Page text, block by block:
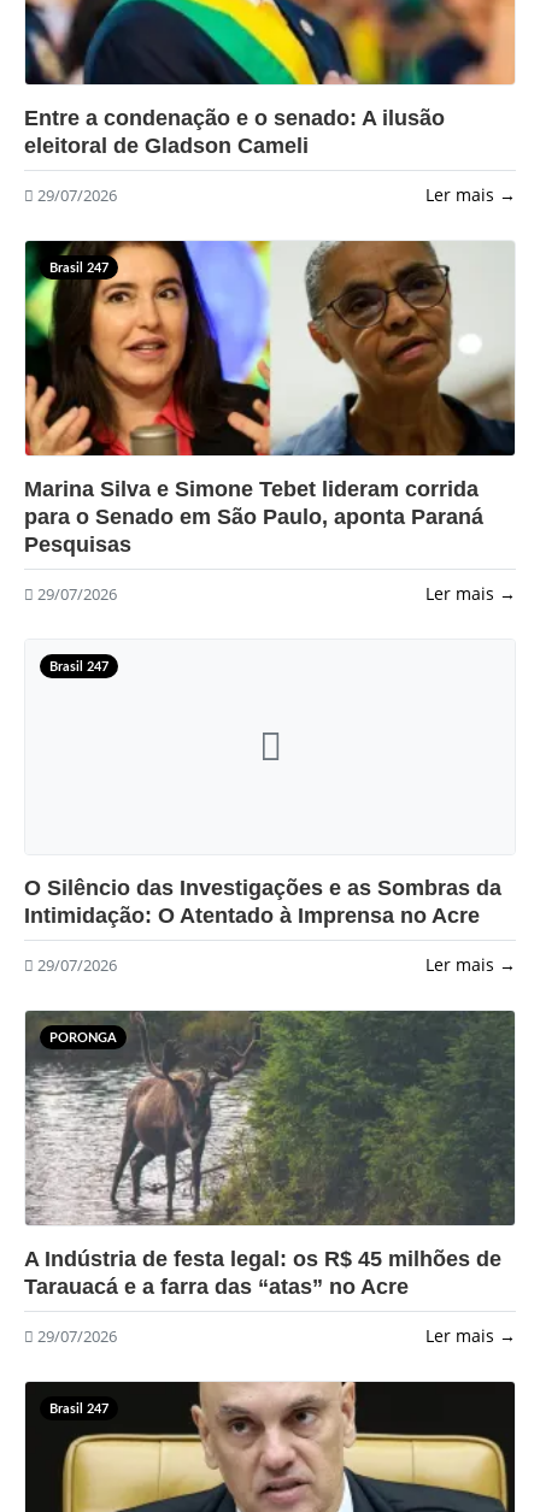
?>
Entre a condenação e o senado: A ilusão
eleitoral de Gladson Cameli
29/07/2026 Ler mais →
Brasil 247
?>
Marina Silva e Simone Tebet lideram corrida
para o Senado em São Paulo, aponta Paraná
Pesquisas
29/07/2026 Ler mais →
Brasil 247
O Silêncio das Investigações e as Sombras da
Intimidação: O Atentado à Imprensa no Acre
29/07/2026 Ler mais →
PORONGA
?>
A Indústria de festa legal: os R$ 45 milhões de
Tarauacá e a farra das “atas” no Acre
29/07/2026 Ler mais →
Brasil 247